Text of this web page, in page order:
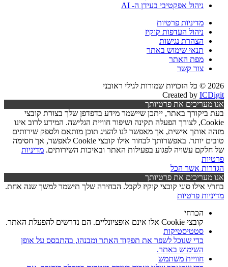
ניהול אפקטיבי בעידן ה- AI
מדיניות פרטיות
ניהול העדפות קוקיז
הצהרת נגישות
תנאי שימוש באתר
מפת האתר
צור קשר
Created by
את פרטיותך
באתר, ייתכן שיישמר מידע בדפדפן שלך בצורת קובצי
Cookie, לצורך הפעלה תקינה ושיפור חוויית הגלישה. המידע לרוב אינו
אותך אישית, אך מאפשר לנו להציג תוכן מותאם ולספק שירותים
טובים יותר. באפשרותך לבחור אילו קובצי Cookie לאפשר, אך חסימה
עשויה לפגוע בפעילות האתר ובאיכות השירותים.מדיניות
אשר הכל
את פרטיותך
אילו סוגי קובצי קוקיז לקבל. הבחירה שלך תישמר למשך שנה אחת.
פרטיות
הכרחי
סטטיסטיקות
כדי שנוכל לשפר את תפקוד האתר ומבנהו, בהתבסס על אופן
השימוש באתר.
חוויית משתמש